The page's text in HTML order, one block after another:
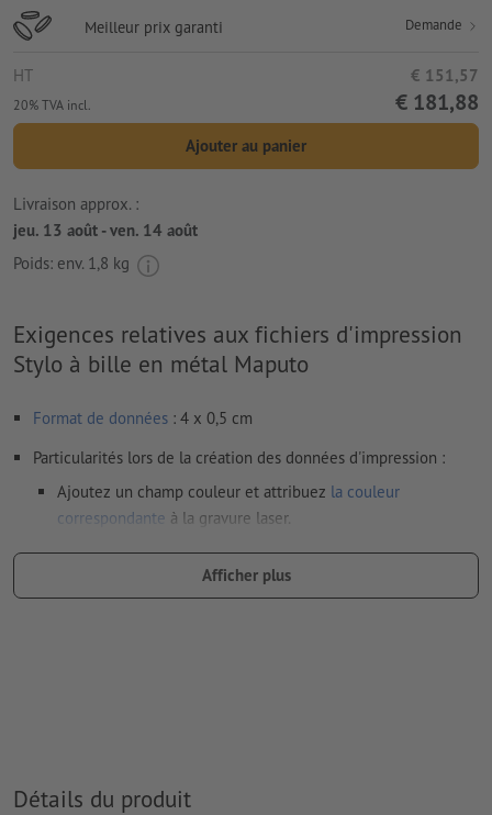
Meilleur prix garanti Demande
HT € 151,57
20% TVA incl. € 181,88
Ajouter au panier
Livraison approx. :
jeu. 13 août - ven. 14 août
Poids: env. 1,8 kg
Exigences relatives aux fichiers d'impression
Stylo à bille en métal Maputo
Format de données : 4 x 0,5 cm
Particularités lors de la création des données d'impression :
Ajoutez un champ couleur et attribuez la couleur
correspondante à la gravure laser.
dénomination du champ couleur : „Laser“
conviennent pas
Afficher plus
Détails du produit